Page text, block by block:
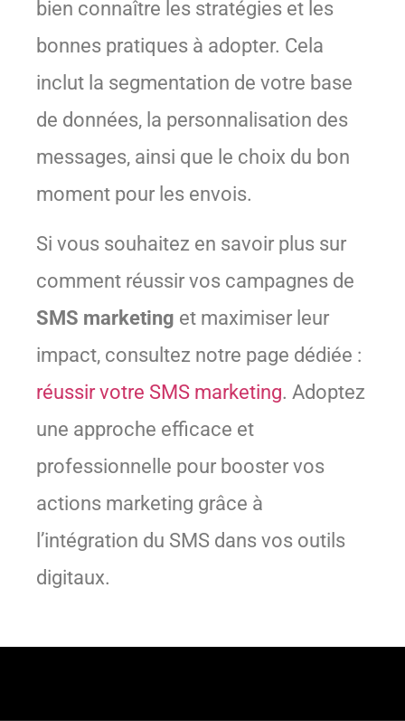
bien connaître les stratégies et les
bonnes pratiques à adopter. Cela
inclut la segmentation de votre base
de données, la personnalisation des
messages, ainsi que le choix du bon
moment pour les envois.
Si vous souhaitez en savoir plus sur
comment réussir vos campagnes de
SMS marketing et maximiser leur
impact, consultez notre page dédiée :
réussir votre SMS marketing. Adoptez
une approche efficace et
professionnelle pour booster vos
actions marketing grâce à
l’intégration du SMS dans vos outils
digitaux.